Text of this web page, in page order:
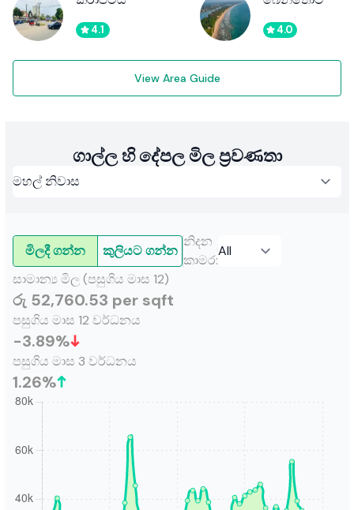
4.1 4.0
View Area Guide
ගාල්ල හි දේපල මිල ප්‍රවණතා
මිලදී ගන්න කුලියට ගන්න
නිදන
කාමර:
සාමාන්‍ය මිල (පසුගිය මාස 12)
රු 52,760.53 per sqft
පසුගිය මාස 12 වර්ධනය
-3.89%
පසුගිය මාස 3 වර්ධනය
1.26%